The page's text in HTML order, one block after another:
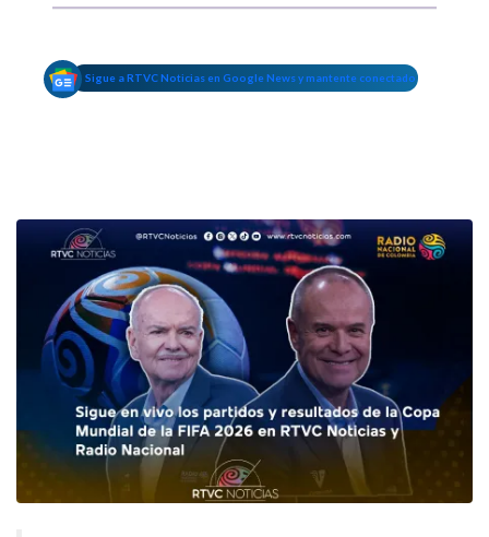
Sigue a RTVC Noticias en Google News y mantente conectado